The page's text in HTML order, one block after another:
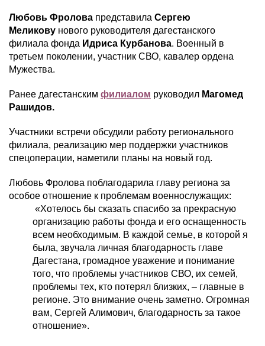
Любовь Фролова представила Сергею
Меликову нового руководителя дагестанского
филиала фонда Идриса Курбанова. Военный в
третьем поколении, участник СВО, кавалер ордена
Мужества.
Ранее дагестанским филиалом руководил Магомед
Рашидов.
Участники встречи обсудили работу регионального
филиала, реализацию мер поддержки участников
спецоперации, наметили планы на новый год.
Любовь Фролова поблагодарила главу региона за
особое отношение к проблемам военнослужащих:
«Хотелось бы сказать спасибо за прекрасную
организацию работы фонда и его оснащенность
всем необходимым. В каждой семье, в которой я
была, звучала личная благодарность главе
Дагестана, громадное уважение и понимание
того, что проблемы участников СВО, их семей,
проблемы тех, кто потерял близких, – главные в
регионе. Это внимание очень заметно. Огромная
вам, Сергей Алимович, благодарность за такое
отношение».